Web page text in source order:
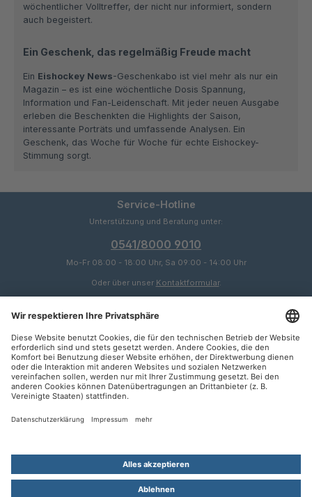
wöchentlicher Volltreffer, der nicht nur informiert, sondern
auch begeistert.
Ein Geschenk, das regelmäßig Freude macht
Ein Eishockey News-Geschenkabo ist viel mehr als nur ein
Magazin – es ist eine wöchentliche Dosis Spannung,
Information und Fan-Leidenschaft. Mit jeder neuen Ausgabe
erleben die Beschenkten die Highlights der Saison,
interessante Porträts und umfassende Analysen. Ein
Geschenk, das Woche für Woche für echte Eishockey-
Stimmung sorgt.
Service-Hotline
Unterstützung und Beratung unter:
0541/8000 9010
Mo-Fr 08:00 - 18:00 Uhr, Sa 09:00 - 14:00 Uhr
Oder über unser Kontaktformular.
Informationen
Zahlungsarten
Nachnahmegebühren, wenn nicht anders angegeben.